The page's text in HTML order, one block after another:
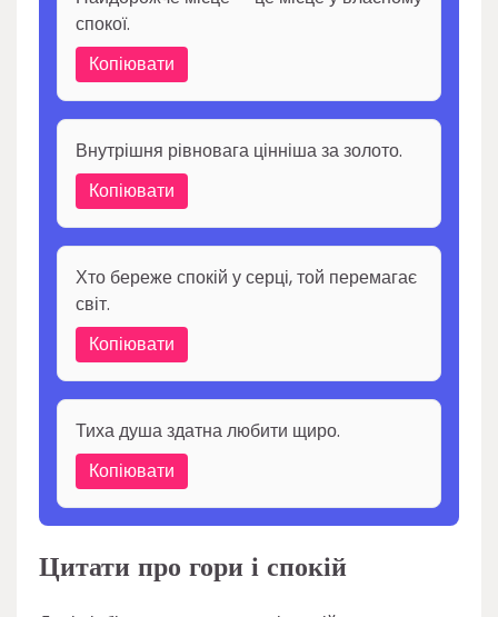
спокої.
Копіювати
Внутрішня рівновага цінніша за золото.
Копіювати
Хто береже спокій у серці, той перемагає
світ.
Копіювати
Тиха душа здатна любити щиро.
Копіювати
Цитати про гори і спокій